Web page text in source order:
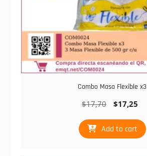
Combo Masa Flexible x3
$17,70 $17,25
Add to cart